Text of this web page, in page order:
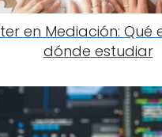
en Mediación: Qué
dónde estudiar